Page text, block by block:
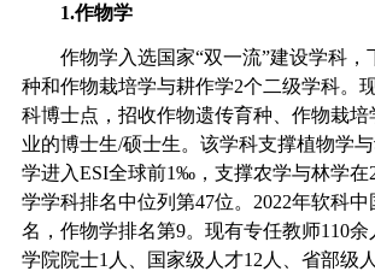
1.作物学
作物学入选国家“双一流”建设学科，
种和作物栽培学与耕作学2个二级学科。
科博士点，招收作物遗传育种、作物栽培
业的博士生/硕士生。该学科支撑植物学
学进入ESI全球前1‰，支撑农学与林学在
学学科排名中位列第47位。 2022年软科中
名，作物学排名第9。现有专任教师110余
学院院士1 人、国家级人才12 人、省部级